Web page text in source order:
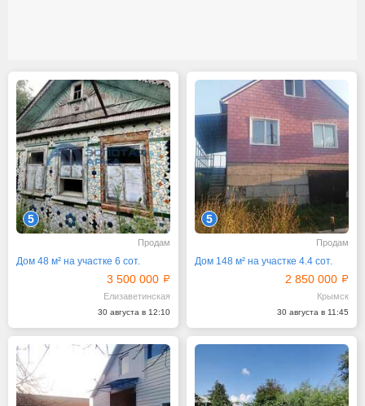
5
Продам
Дом 48 м² на участке 6 сот.
3 500 000
Елизаветинская
30 августа в 12:10
5
Продам
Дом 148 м² на участке 4.4 сот.
2 850 000
Крымск
30 августа в 11:45